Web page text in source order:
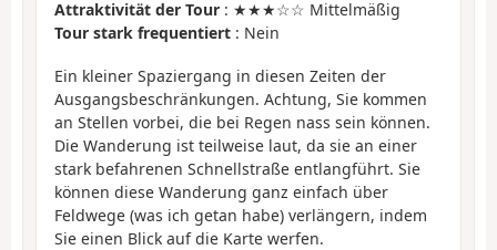
Attraktivität der Tour : ★★★☆☆ Mittelmäßig
Tour stark frequentiert : Nein
Ein kleiner Spaziergang in diesen Zeiten der
Ausgangsbeschränkungen. Achtung, Sie kommen
an Stellen vorbei, die bei Regen nass sein können.
Die Wanderung ist teilweise laut, da sie an einer
stark befahrenen Schnellstraße entlangführt. Sie
können diese Wanderung ganz einfach über
Feldwege (was ich getan habe) verlängern, indem
Sie einen Blick auf die Karte werfen.